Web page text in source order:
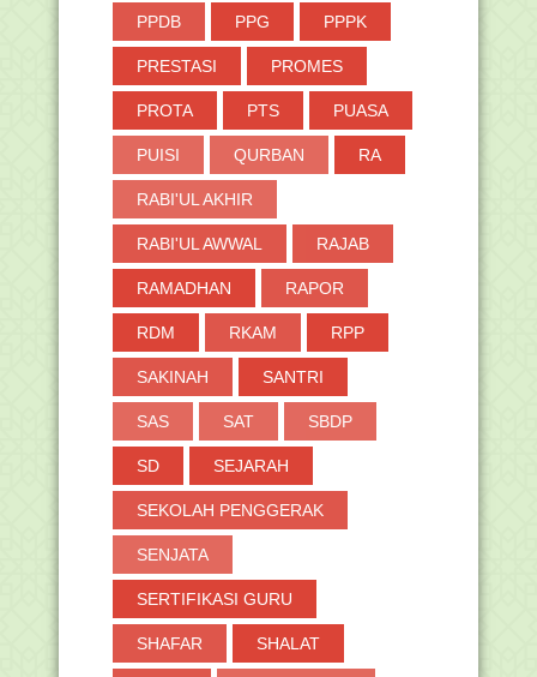
PPDB PPG PPPK
PRESTASI PROMES
PROTA PTS PUASA
PUISI QURBAN RA
RABI'UL AKHIR
RABI'UL AWWAL RAJAB
RAMADHAN RAPOR
RDM RKAM RPP
SAKINAH SANTRI
SAS SAT SBDP
SD SEJARAH
SEKOLAH PENGGERAK
SENJATA
SERTIFIKASI GURU
SHAFAR SHALAT